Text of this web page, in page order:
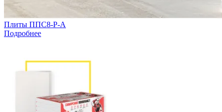
Плиты ППС8-Р-А
Подробнее